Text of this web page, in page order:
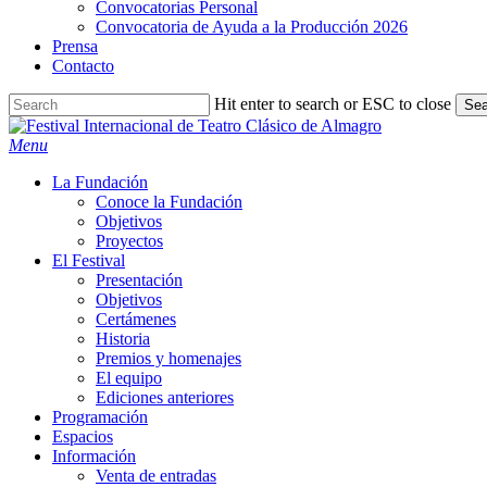
Convocatorias Personal
Convocatoria de Ayuda a la Producción 2026
Prensa
Contacto
Hit enter to search or ESC to close
Close
Search
search
Menu
La Fundación
Conoce la Fundación
Objetivos
Proyectos
El Festival
Presentación
Objetivos
Certámenes
Historia
Premios y homenajes
El equipo
Ediciones anteriores
Programación
Espacios
Información
Venta de entradas